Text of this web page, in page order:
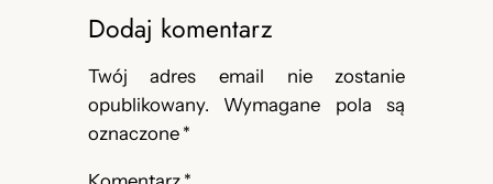
Dodaj komentarz
Twój adres email nie zostanie
opublikowany.
Wymagane pola są
oznaczone *